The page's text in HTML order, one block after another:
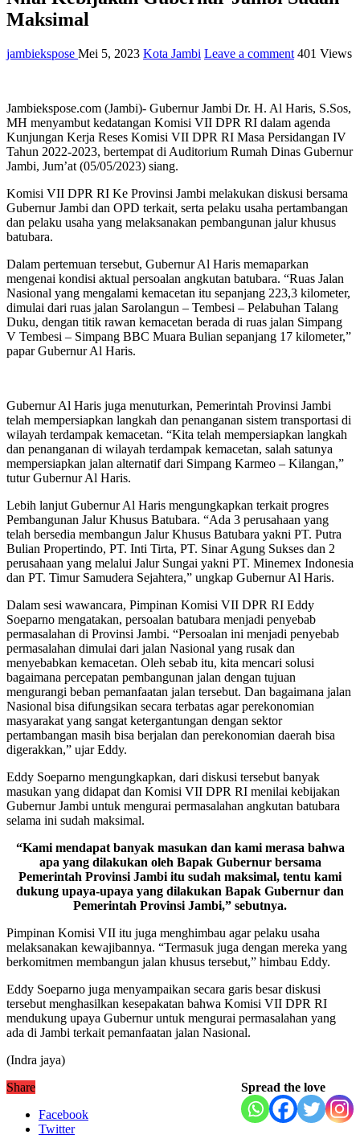
Maksimal
jambiekspose Mei 5, 2023 Kota Jambi Leave a comment 401 Views
Jambiekspose.com (Jambi)- Gubernur Jambi Dr. H. Al Haris, S.Sos,
MH menyambut kedatangan Komisi VII DPR RI dalam agenda
Kunjungan Kerja Reses Komisi VII DPR RI Masa Persidangan IV
Tahun 2022-2023, bertempat di Auditorium Rumah Dinas Gubernur
Jambi, Jum’at (05/05/2023) siang.
Komisi VII DPR RI Ke Provinsi Jambi melakukan diskusi bersama
Gubernur Jambi dan OPD terkait, serta pelaku usaha pertambangan
dan pelaku usaha yang melaksanakan pembangunan jalur khusus
batubara.
Dalam pertemuan tersebut, Gubernur Al Haris memaparkan
mengenai kondisi aktual persoalan angkutan batubara. “Ruas Jalan
Nasional yang mengalami kemacetan itu sepanjang 223,3 kilometer,
dimulai dari ruas jalan Sarolangun – Tembesi – Pelabuhan Talang
Duku, dengan titik rawan kemacetan berada di ruas jalan Simpang
V Tembesi – Simpang BBC Muara Bulian sepanjang 17 kilometer,”
papar Gubernur Al Haris.
Gubernur Al Haris juga menuturkan, Pemerintah Provinsi Jambi
telah mempersiapkan langkah dan penanganan sistem transportasi di
wilayah terdampak kemacetan. “Kita telah mempersiapkan langkah
dan penanganan di wilayah terdampak kemacetan, salah satunya
mempersiapkan jalan alternatif dari Simpang Karmeo – Kilangan,”
tutur Gubernur Al Haris.
Lebih lanjut Gubernur Al Haris mengungkapkan terkait progres
Pembangunan Jalur Khusus Batubara. “Ada 3 perusahaan yang
telah bersedia membangun Jalur Khusus Batubara yakni PT. Putra
Bulian Propertindo, PT. Inti Tirta, PT. Sinar Agung Sukses dan 2
perusahaan yang melalui Jalur Sungai yakni PT. Minemex Indonesia
dan PT. Timur Samudera Sejahtera,” ungkap Gubernur Al Haris.
Dalam sesi wawancara, Pimpinan Komisi VII DPR RI Eddy
Soeparno mengatakan, persoalan batubara menjadi penyebab
permasalahan di Provinsi Jambi. “Persoalan ini menjadi penyebab
permasalahan dimulai dari jalan Nasional yang rusak dan
menyebabkan kemacetan. Oleh sebab itu, kita mencari solusi
bagaimana percepatan pembangunan jalan dengan tujuan
mengurangi beban pemanfaatan jalan tersebut. Dan bagaimana jalan
Nasional bisa difungsikan secara terbatas agar perekonomian
masyarakat yang sangat ketergantungan dengan sektor
pertambangan masih bisa berjalan dan perekonomian daerah bisa
digerakkan,” ujar Eddy.
Eddy Soeparno mengungkapkan, dari diskusi tersebut banyak
masukan yang didapat dan Komisi VII DPR RI menilai kebijakan
Gubernur Jambi untuk mengurai permasalahan angkutan batubara
selama ini sudah maksimal.
“Kami mendapat banyak masukan dan kami merasa bahwa
apa yang dilakukan oleh Bapak Gubernur bersama
Pemerintah Provinsi Jambi itu sudah maksimal, tentu kami
dukung upaya-upaya yang dilakukan Bapak Gubernur dan
Pemerintah Provinsi Jambi,” sebutnya.
Pimpinan Komisi VII itu juga menghimbau agar pelaku usaha
melaksanakan kewajibannya. “Termasuk juga dengan mereka yang
berkomitmen membangun jalan khusus tersebut,” himbau Eddy.
Eddy Soeparno juga menyampaikan secara garis besar diskusi
tersebut menghasilkan kesepakatan bahwa Komisi VII DPR RI
mendukung upaya Gubernur untuk mengurai permasalahan yang
ada di Jambi terkait pemanfaatan jalan Nasional.
(Indra jaya)
Spread the love
Share
Facebook
Twitter